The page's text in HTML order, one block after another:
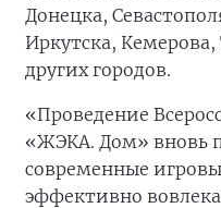
Донецка,
Иркутска,
других городов.
«Проведение
«ЖЭКА. Дом» вновь
современные
эффективно